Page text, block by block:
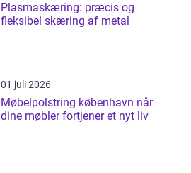
Plasmaskæring: præcis og
fleksibel skæring af metal
01 juli 2026
Møbelpolstring københavn når
dine møbler fortjener et nyt liv